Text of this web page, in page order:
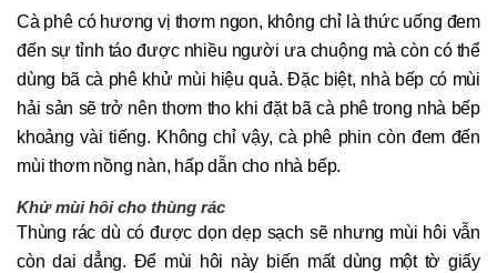
Cà phê có hương vị thơm ngon, không chỉ là thức uống đem
đến sự tỉnh táo được nhiều người ưa chuộng mà còn có thể
dùng bã cà phê khử mùi hiệu quả. Đặc biệt, nhà bếp có mùi
hải sản sẽ trở nên thơm tho khi đặt bã cà phê trong nhà bếp
khoảng vài tiếng. Không chỉ vậy, cà phê phin còn đem đến
mùi thơm nồng nàn, hấp dẫn cho nhà bếp.
Khử mùi hôi cho thùng rác
Thùng rác dù có được dọn dẹp sạch sẽ nhưng mùi hôi vẫn
còn dai dẳng. Để mùi hôi này biến mất dùng một tờ giấy